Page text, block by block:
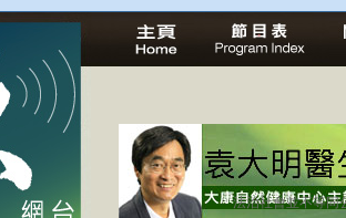
法治社會並不等同
自家教育合法化-